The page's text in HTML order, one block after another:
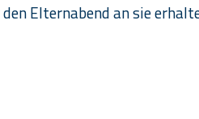
Elternabend an sie